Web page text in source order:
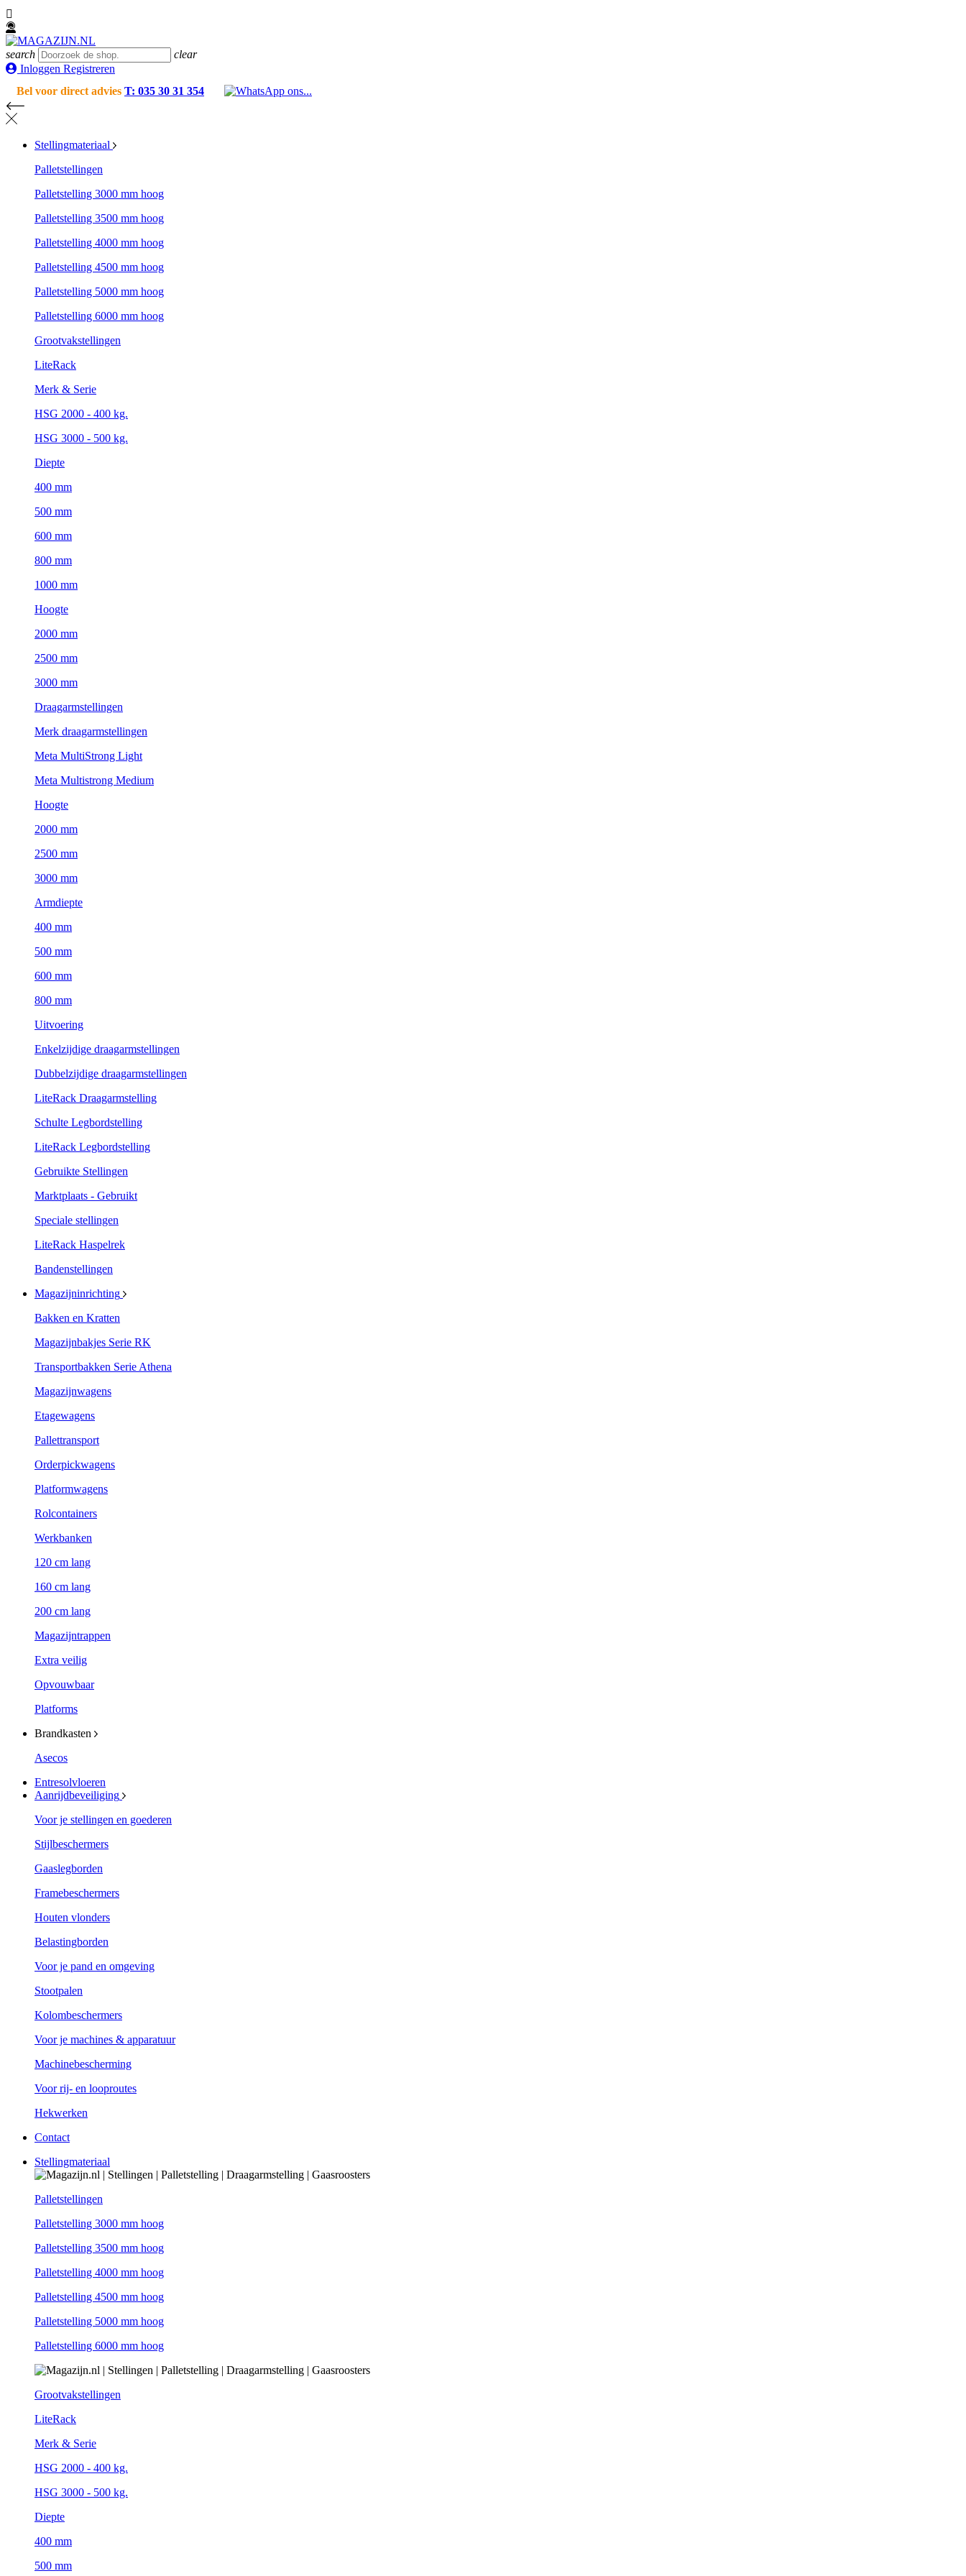

search
clear
Inloggen Registreren
Bel voor direct advies T: 035 30 31 354
Stellingmateriaal
Palletstellingen
Palletstelling 3000 mm hoog
Palletstelling 3500 mm hoog
Palletstelling 4000 mm hoog
Palletstelling 4500 mm hoog
Palletstelling 5000 mm hoog
Palletstelling 6000 mm hoog
Grootvakstellingen
LiteRack
Merk & Serie
HSG 2000 - 400 kg.
HSG 3000 - 500 kg.
Diepte
400 mm
500 mm
600 mm
800 mm
1000 mm
Hoogte
2000 mm
2500 mm
3000 mm
Draagarmstellingen
Merk draagarmstellingen
Meta MultiStrong Light
Meta Multistrong Medium
Hoogte
2000 mm
2500 mm
3000 mm
Armdiepte
400 mm
500 mm
600 mm
800 mm
Uitvoering
Enkelzijdige draagarmstellingen
Dubbelzijdige draagarmstellingen
LiteRack Draagarmstelling
Schulte Legbordstelling
LiteRack Legbordstelling
Gebruikte Stellingen
Marktplaats - Gebruikt
Speciale stellingen
LiteRack Haspelrek
Bandenstellingen
Magazijninrichting
Bakken en Kratten
Magazijnbakjes Serie RK
Transportbakken Serie Athena
Magazijnwagens
Etagewagens
Pallettransport
Orderpickwagens
Platformwagens
Rolcontainers
Werkbanken
120 cm lang
160 cm lang
200 cm lang
Magazijntrappen
Extra veilig
Opvouwbaar
Platforms
Brandkasten
Asecos
Entresolvloeren
Aanrijdbeveiliging
Voor je stellingen en goederen
Stijlbeschermers
Gaaslegborden
Framebeschermers
Houten vlonders
Belastingborden
Voor je pand en omgeving
Stootpalen
Kolombeschermers
Voor je machines & apparatuur
Machinebescherming
Voor rij- en looproutes
Hekwerken
Contact
Stellingmateriaal
Palletstellingen
Palletstelling 3000 mm hoog
Palletstelling 3500 mm hoog
Palletstelling 4000 mm hoog
Palletstelling 4500 mm hoog
Palletstelling 5000 mm hoog
Palletstelling 6000 mm hoog
Grootvakstellingen
LiteRack
Merk & Serie
HSG 2000 - 400 kg.
HSG 3000 - 500 kg.
Diepte
400 mm
500 mm